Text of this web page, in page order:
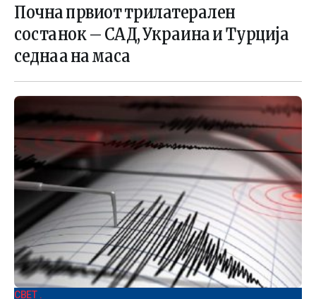
Почна првиот трилатерален
состанок – САД, Украина и Турција
седнаа на маса
СВЕТ .